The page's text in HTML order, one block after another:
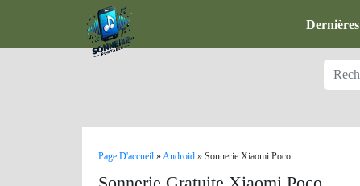
Dernières
Page D'accueil »Android » Sonnerie Xiaomi Poco